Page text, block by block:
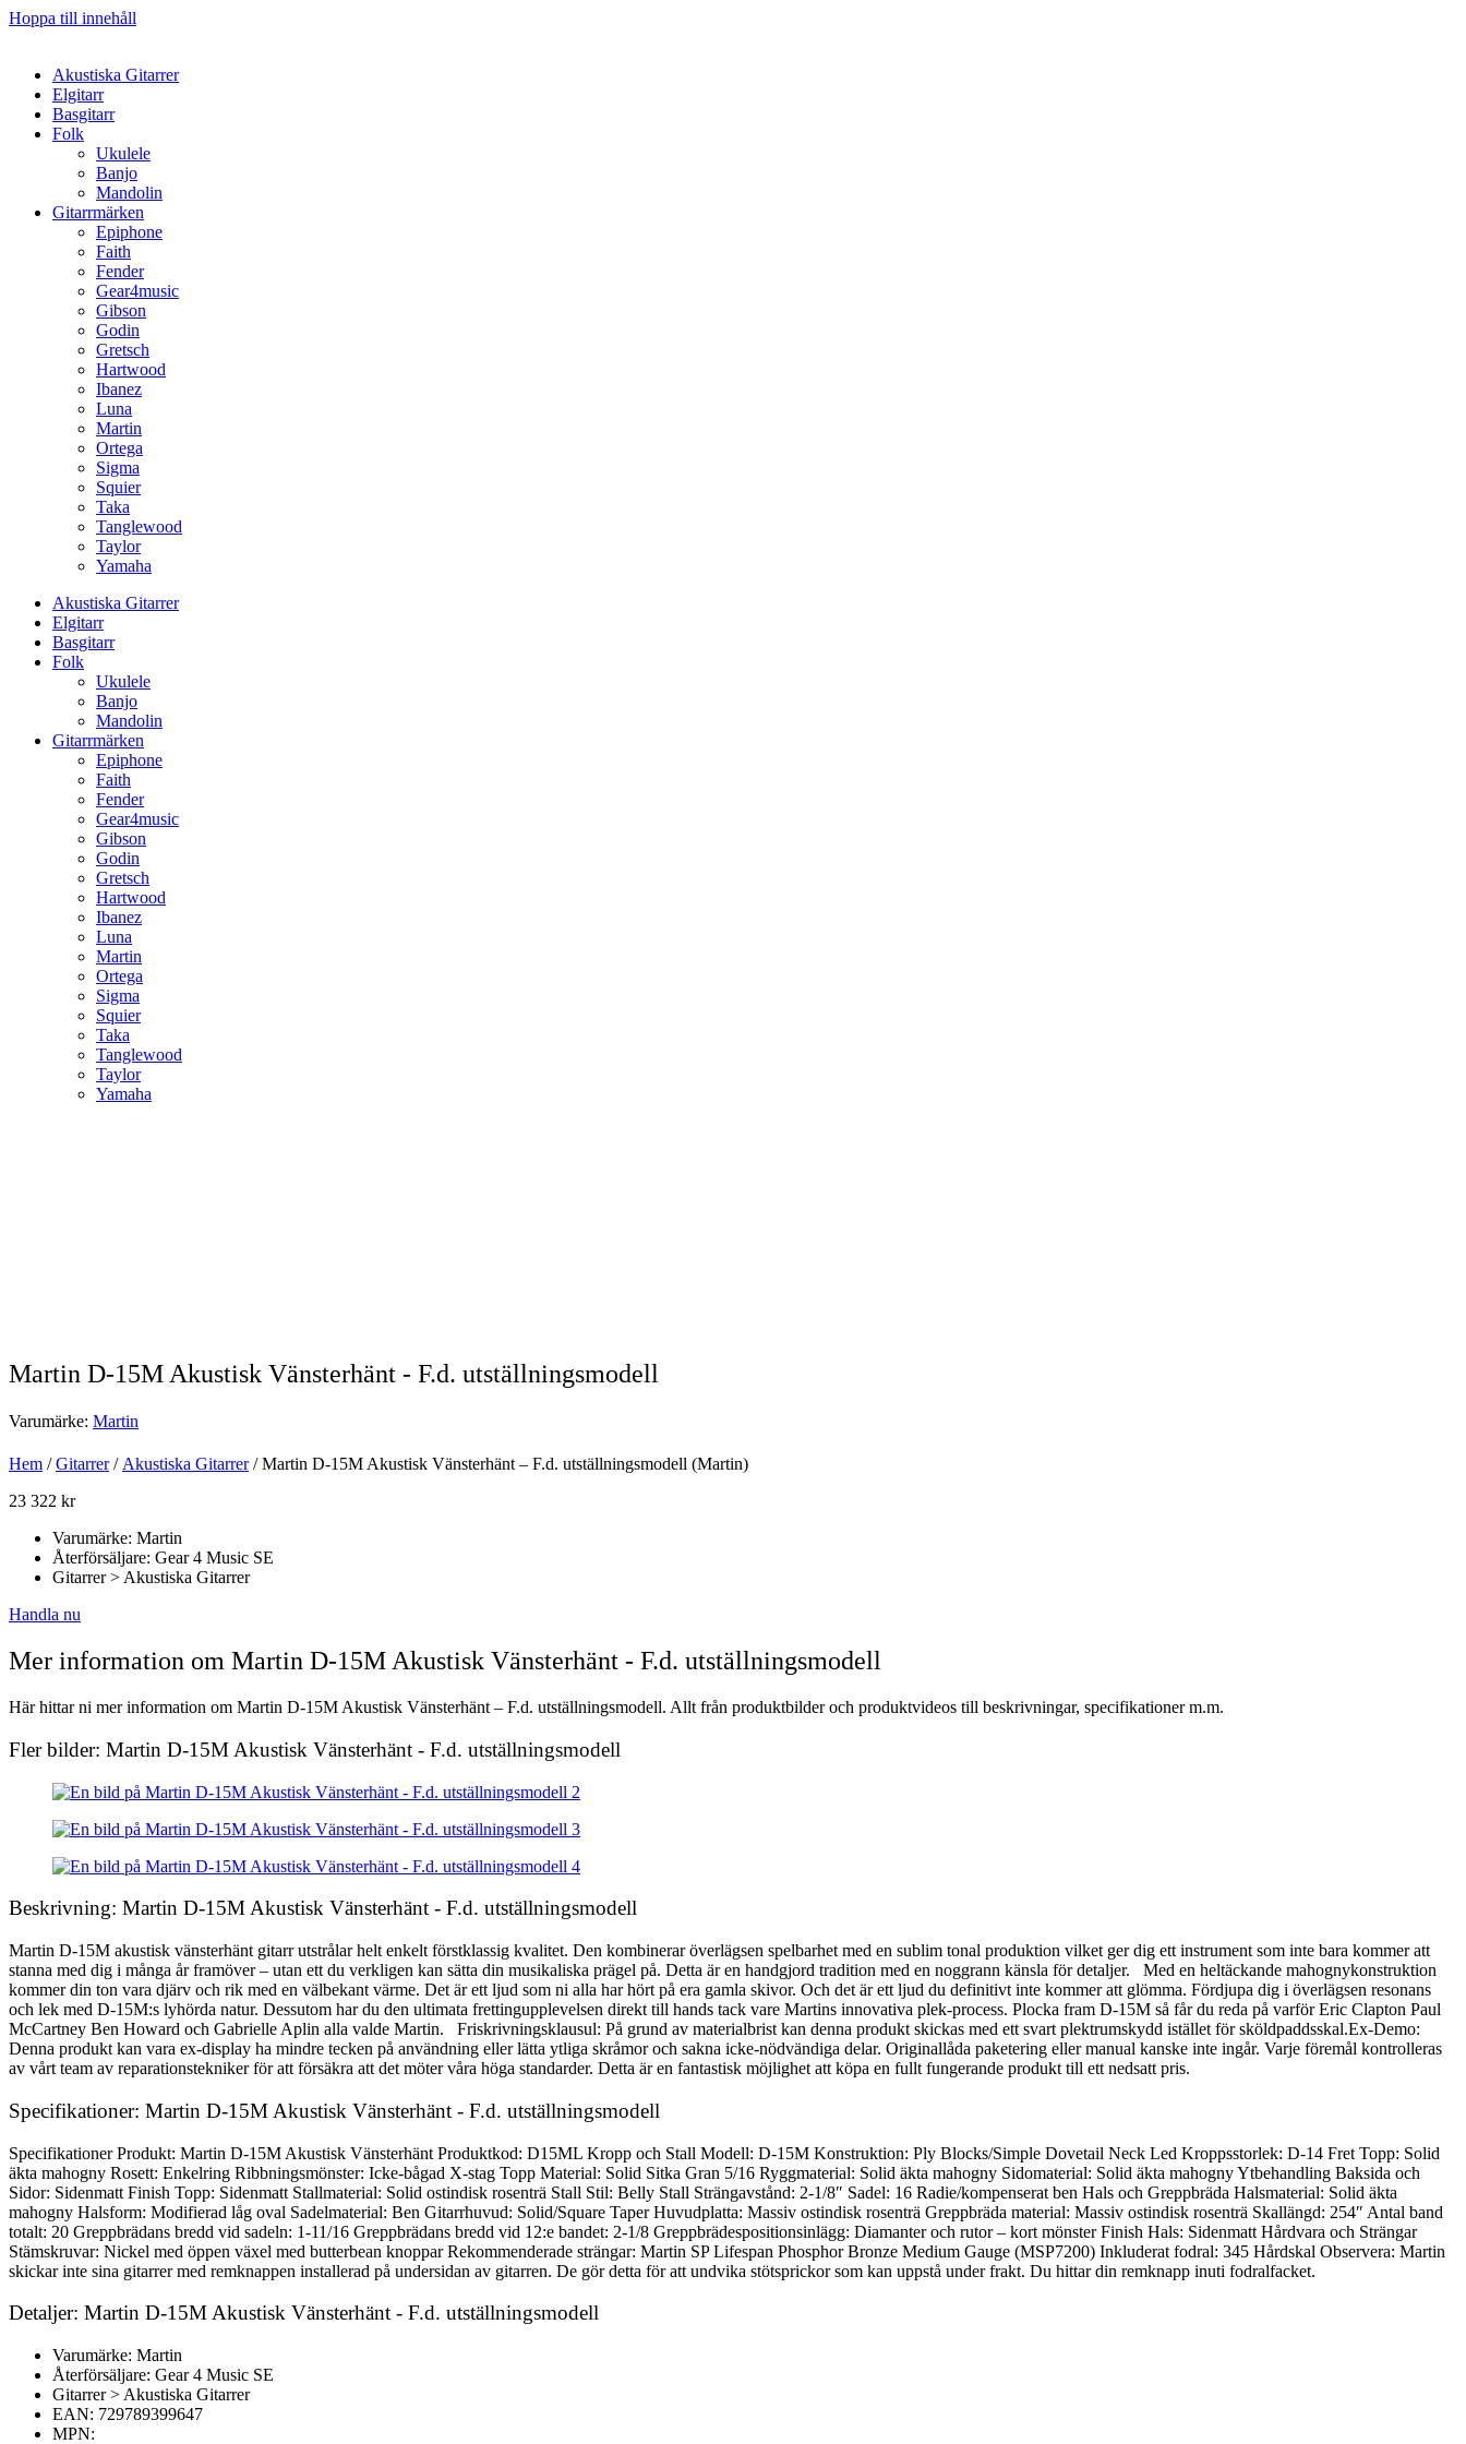
Hoppa till innehåll
Akustiska Gitarrer
Elgitarr
Basgitarr
Folk
Ukulele
Banjo
Mandolin
Gitarrmärken
Epiphone
Faith
Fender
Gear4music
Gibson
Godin
Gretsch
Hartwood
Ibanez
Luna
Martin
Ortega
Sigma
Squier
Taka
Tanglewood
Taylor
Yamaha
Akustiska Gitarrer
Elgitarr
Basgitarr
Folk
Ukulele
Banjo
Mandolin
Gitarrmärken
Epiphone
Faith
Fender
Gear4music
Gibson
Godin
Gretsch
Hartwood
Ibanez
Luna
Martin
Ortega
Sigma
Squier
Taka
Tanglewood
Taylor
Yamaha
Martin D-15M Akustisk Vänsterhänt - F.d. utställningsmodell
Varumärke: Martin
Hem /Gitarrer/Akustiska Gitarrer/ Martin D-15M Akustisk Vänsterhänt – F.d. utställningsmodell (Martin)
23 322 kr
Varumärke: Martin
Återförsäljare: Gear 4 Music SE
Gitarrer > Akustiska Gitarrer
Handla nu
Mer information om Martin D-15M Akustisk Vänsterhänt - F.d. utställningsmodell
Här hittar ni mer information om Martin D-15M Akustisk Vänsterhänt – F.d. utställningsmodell. Allt från produktbilder och produktvideos till beskrivningar, specifikationer m.m.
Fler bilder: Martin D-15M Akustisk Vänsterhänt - F.d. utställningsmodell
Beskrivning: Martin D-15M Akustisk Vänsterhänt - F.d. utställningsmodell
Martin D-15M akustisk vänsterhänt gitarr utstrålar helt enkelt förstklassig kvalitet. Den kombinerar överlägsen spelbarhet med en sublim tonal produktion vilket ger dig ett instrument som inte bara kommer att
stanna med dig i många år framöver – utan ett du verkligen kan sätta din musikaliska prägel på. Detta är en handgjord tradition med en noggrann känsla för detaljer. Med en heltäckande mahognykonstruktion
kommer din ton vara djärv och rik med en välbekant värme. Det är ett ljud som ni alla har hört på era gamla skivor. Och det är ett ljud du definitivt inte kommer att glömma. Fördjupa dig i överlägsen resonans
och lek med D-15M:s lyhörda natur. Dessutom har du den ultimata frettingupplevelsen direkt till hands tack vare Martins innovativa plek-process. Plocka fram D-15M så får du reda på varför Eric Clapton Paul
McCartney Ben Howard och Gabrielle Aplin alla valde Martin. Friskrivningsklausul: På grund av materialbrist kan denna produkt skickas med ett svart plektrumskydd istället för sköldpaddsskal.Ex-Demo:
Denna produkt kan vara ex-display ha mindre tecken på användning eller lätta ytliga skråmor och sakna icke-nödvändiga delar. Originallåda paketering eller manual kanske inte ingår. Varje föremål kontrolleras
av vårt team av reparationstekniker för att försäkra att det möter våra höga standarder. Detta är en fantastisk möjlighet att köpa en fullt fungerande produkt till ett nedsatt pris.
Specifikationer: Martin D-15M Akustisk Vänsterhänt - F.d. utställningsmodell
Specifikationer Produkt: Martin D-15M Akustisk Vänsterhänt Produktkod: D15ML Kropp och Stall Modell: D-15M Konstruktion: Ply Blocks/Simple Dovetail Neck Led Kroppsstorlek: D-14 Fret Topp: Solid
äkta mahogny Rosett: Enkelring Ribbningsmönster: Icke-bågad X-stag Topp Material: Solid Sitka Gran 5/16 Ryggmaterial: Solid äkta mahogny Sidomaterial: Solid äkta mahogny Ytbehandling Baksida och
Sidor: Sidenmatt Finish Topp: Sidenmatt Stallmaterial: Solid ostindisk rosenträ Stall Stil: Belly Stall Strängavstånd: 2-1/8″ Sadel: 16 Radie/kompenserat ben Hals och Greppbräda Halsmaterial: Solid äkta
mahogny Halsform: Modifierad låg oval Sadelmaterial: Ben Gitarrhuvud: Solid/Square Taper Huvudplatta: Massiv ostindisk rosenträ Greppbräda material: Massiv ostindisk rosenträ Skallängd: 254″ Antal band
totalt: 20 Greppbrädans bredd vid sadeln: 1-11/16 Greppbrädans bredd vid 12:e bandet: 2-1/8 Greppbrädespositionsinlägg: Diamanter och rutor – kort mönster Finish Hals: Sidenmatt Hårdvara och Strängar
Stämskruvar: Nickel med öppen växel med butterbean knoppar Rekommenderade strängar: Martin SP Lifespan Phosphor Bronze Medium Gauge (MSP7200) Inkluderat fodral: 345 Hårdskal Observera: Martin
skickar inte sina gitarrer med remknappen installerad på undersidan av gitarren. De gör detta för att undvika stötsprickor som kan uppstå under frakt. Du hittar din remknapp inuti fodralfacket.
Detaljer: Martin D-15M Akustisk Vänsterhänt - F.d. utställningsmodell
Varumärke: Martin
Återförsäljare: Gear 4 Music SE
Gitarrer > Akustiska Gitarrer
EAN: 729789399647
MPN: